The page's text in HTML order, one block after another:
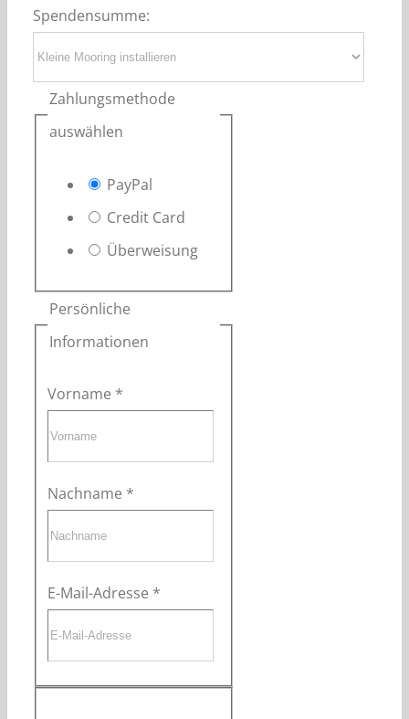
Spendensumme:
Zahlungsmethode
auswählen
PayPal
Credit Card
Überweisung
Persönliche
Informationen
Vorname *
Nachname *
E-Mail-Adresse *